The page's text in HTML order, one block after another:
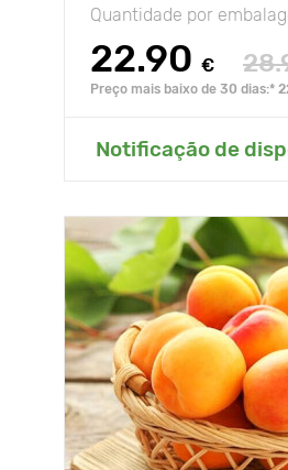
Quantidade por
22.90 €
Preço mais baixo de 30 dias:*
Notificação de